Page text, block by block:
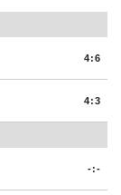
4:6
4:3
-:-